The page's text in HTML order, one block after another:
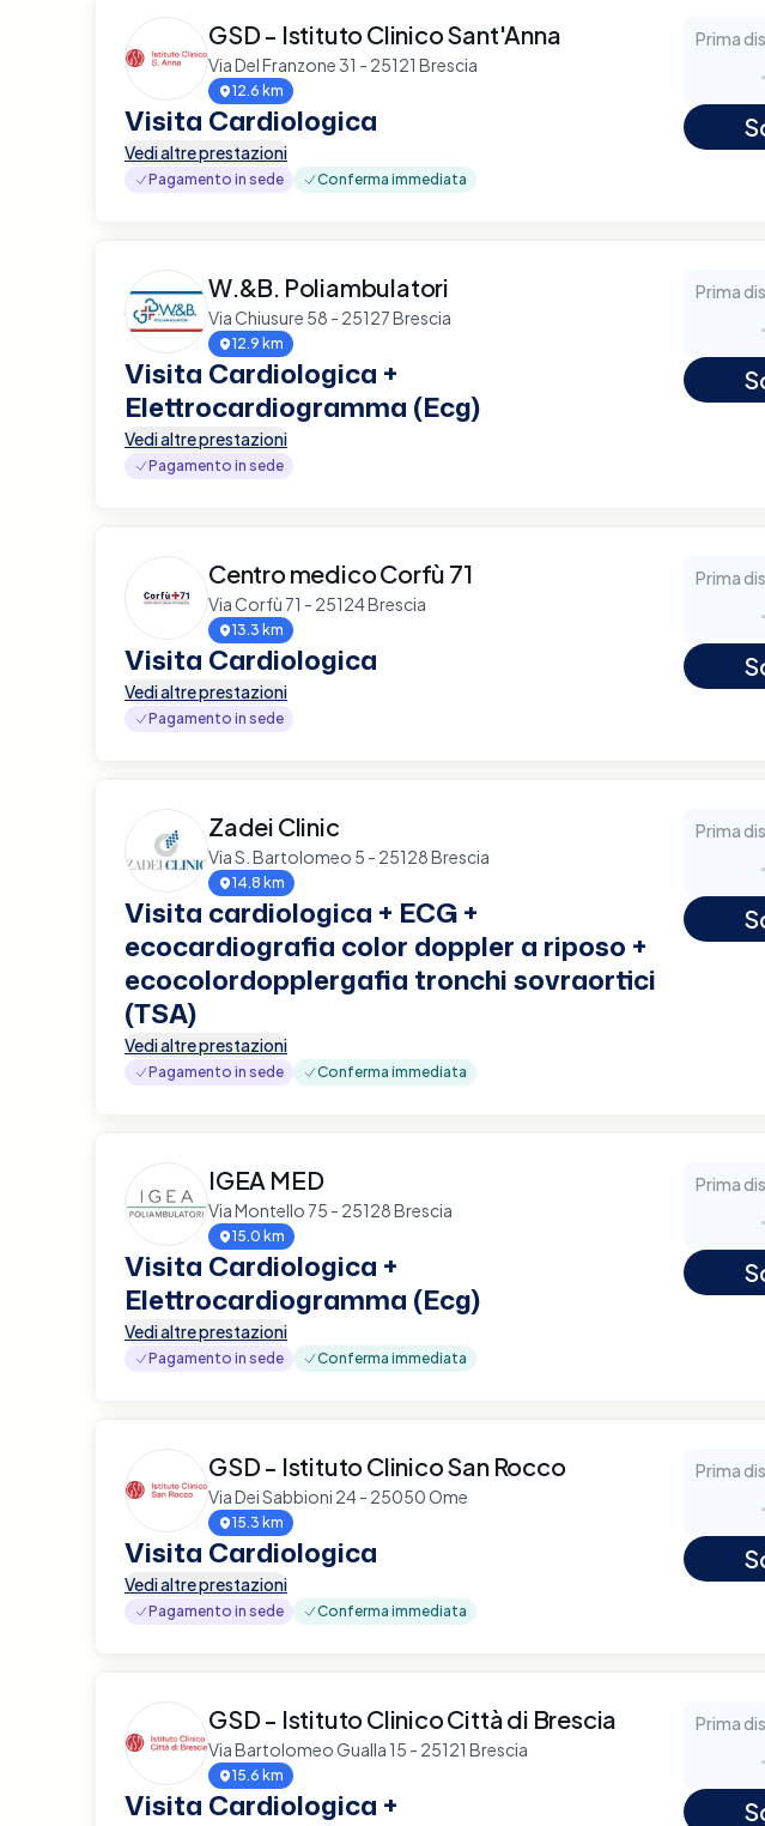
GSD - Istituto Clinico Sant'Anna
Via Del Franzone 31 - 25121 Brescia
12.6 km
Visita Cardiologica
Vedi altre prestazioni
Pagamento in sede Conferma immediata
Prima
W.&B. Poliambulatori
Via Chiusure 58 - 25127 Brescia
12.9 km
Visita Cardiologica +
Elettrocardiogramma (Ecg)
Vedi altre prestazioni
Pagamento in sede
Prima
Centro medico Corfù 71
Via Corfù 71 - 25124 Brescia
13.3 km
Visita Cardiologica
Vedi altre prestazioni
Pagamento in sede
Prima
Zadei Clinic
Via S. Bartolomeo 5 - 25128 Brescia
14.8 km
Visita cardiologica + ECG +
ecocardiografia color doppler a riposo +
ecocolordopplergafia tronchi sovraortici
(TSA)
Vedi altre prestazioni
Pagamento in sede Conferma immediata
Prima
IGEA MED
Via Montello 75 - 25128 Brescia
15.0 km
Visita Cardiologica +
Elettrocardiogramma (Ecg)
Vedi altre prestazioni
Pagamento in sede Conferma immediata
Prima
GSD - Istituto Clinico San Rocco
Via Dei Sabbioni 24 - 25050 Ome
15.3 km
Visita Cardiologica
Vedi altre prestazioni
Pagamento in sede Conferma immediata
Prima
GSD - Istituto Clinico Città di Brescia
Via Bartolomeo Gualla 15 - 25121 Brescia
15.6 km
Visita Cardiologica +
Prima